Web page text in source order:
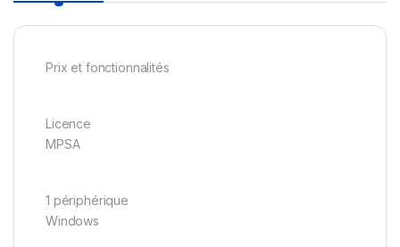
Prix et fonctionnalités
Licence
MPSA
1 périphérique
Windows